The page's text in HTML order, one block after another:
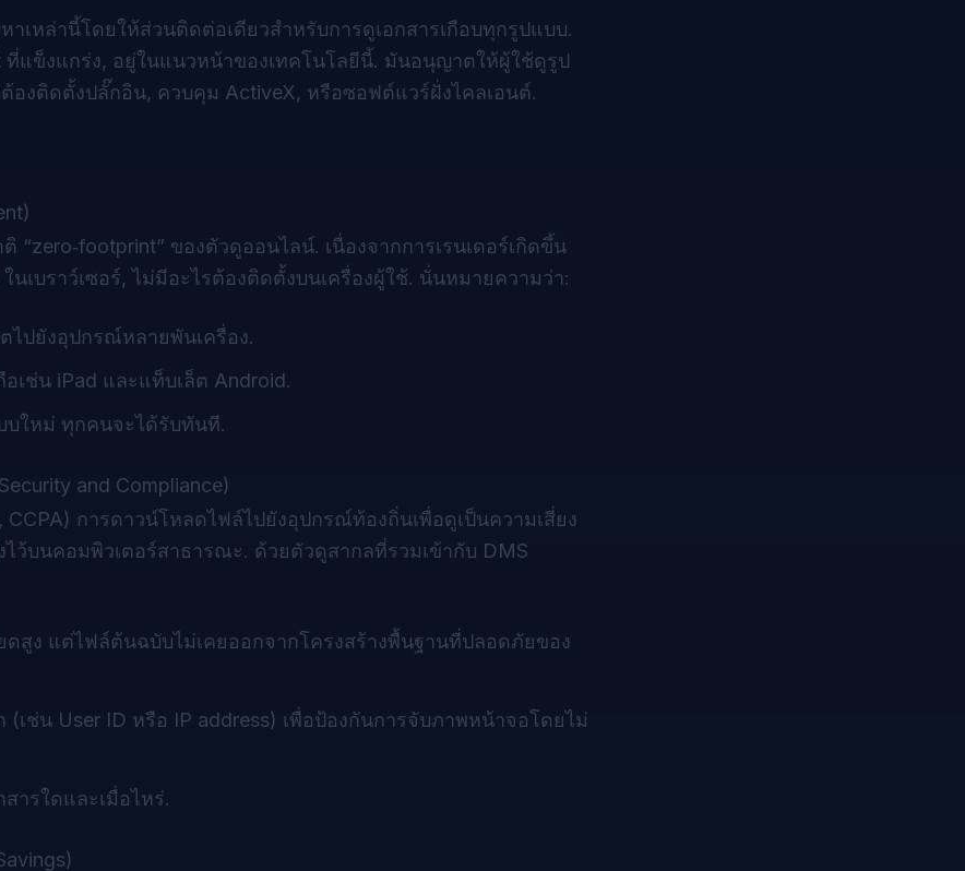
เหล่านี้โดยให้ส่วนติดต่อเดียวสำหรับการดูเอกสารเกือบทุกรูปแบบ.
ที่แข็งแกร่ง, อยู่ในแนวหน้าของเทคโนโลยีนี้. มันอนุญาตให้ผู้ใช้ดูรูป
องติดตั้งปลั๊กอิน, ควบคุม ActiveX, หรือซอฟต์แวร์ฝั่งไคลเอนต์.
ของตัวดูออนไลน์. เนื่องจากการเรนเดอร์เกิดขึ้น
เบราว์เซอร์, ไม่มีอะไรต้องติดตั้งบนเครื่องผู้ใช้. นั่นหมายความว่า:
ไปยังอุปกรณ์หลายพันเครื่อง.
ช่น iPad และแท็บเล็ต Android.
บใหม่ ทุกคนจะได้รับทันที.
and Compliance)
การดาวน์โหลดไฟล์ไปยังอุปกรณ์ท้องถิ่นเพื่อดูเป็นความเสี่ยง
บนคอมพิวเตอร์สาธารณะ. ด้วยตัวดูสากลที่รวมเข้ากับ DMS
ดสูง แต่ไฟล์ต้นฉบับไม่เคยออกจากโครงสร้างพื้นฐานที่ปลอดภัยของ
ช่น User ID หรือ IP address) เพื่อป้องกันการจับภาพหน้าจอโดยไม่
ารใดและเมื่อไหร่.